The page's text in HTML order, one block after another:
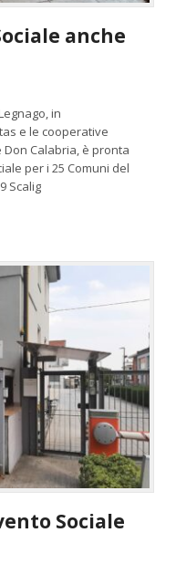
anche
in
e le cooperative
Don Calabria, è pronta
per i 25 Comuni del
Scalig
Sociale